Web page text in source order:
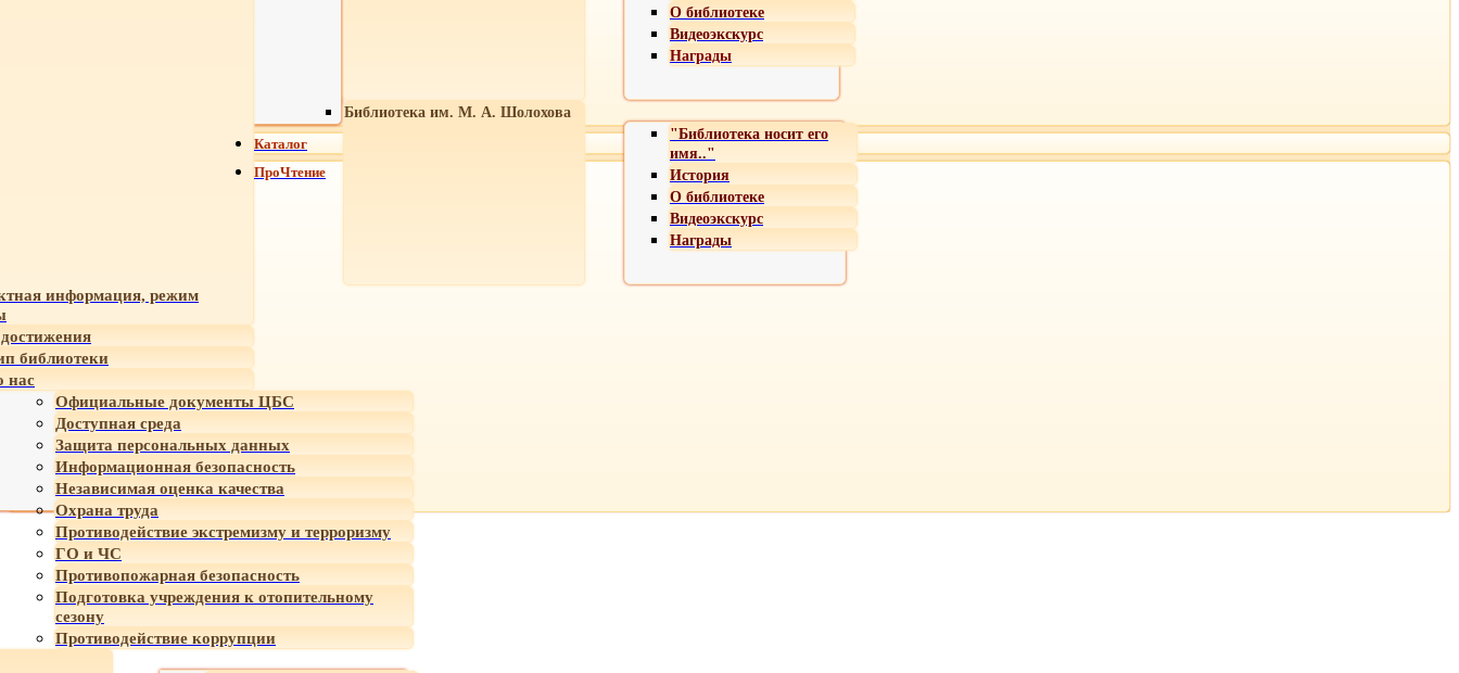
О библиотеке
Видеоэкскурс
Награды
Библиотека им. М. А. Шолохова
"Библиотека носит его
имя.."
История
О библиотеке
Видеоэкскурс
Награды
информация, режим
библиотеки
нас
Официальные документы ЦБС
Доступная среда
Защита персональных данных
Информационная безопасность
Независимая оценка качества
Охрана труда
Противодействие экстремизму и терроризму
ГО и ЧС
Противопожарная безопасность
Подготовка учреждения к отопительному
сезону
Противодействие коррупции
Каталог
ПроЧтение